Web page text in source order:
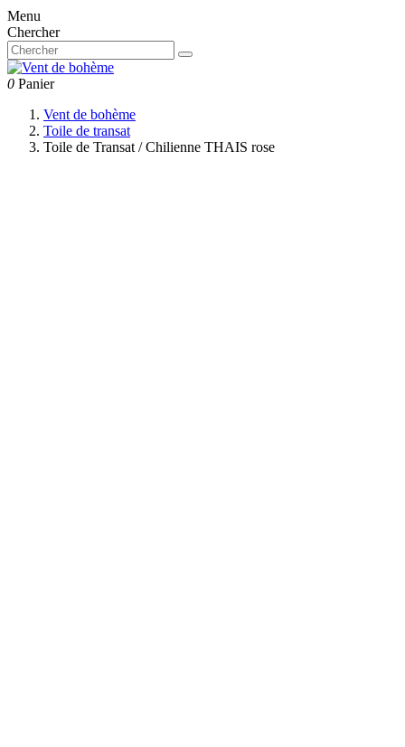
Menu
Chercher
0 Panier
Vent de bohème
Toile de transat
Toile de Transat / Chilienne THAIS rose